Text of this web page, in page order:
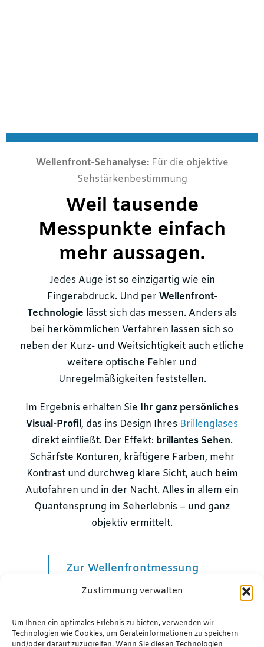
Zustimmung verwalten
Um Ihnen ein optimales Erlebnis zu bieten, verwenden wir
Technologien wie Cookies, um Geräteinformationen zu speichern
und/oder darauf zuzugreifen. Wenn Sie diesen Technologien
Wellenfront-Sehanalyse:Für die objektive
Sehstärkenbestimmung
Weil tausende
Messpunkte einfach
mehr aussagen.
Jedes Auge ist so einzigartig wie ein
Fingerabdruck. Und per Wellenfront-
Technologie lässt sich das messen. Anders als
bei herkömmlichen Verfahren lassen sich so
neben der Kurz- und Weitsichtigkeit auch etliche
weitere optische Fehler und
Unregelmäßigkeiten feststellen.
Im Ergebnis erhalten Sie Ihr ganz persönliches
Visual-Profil, das ins Design Ihres Brillenglases
direkt einfließt. Der Effekt: brillantes Sehen.
Schärfste Konturen, kräftigere Farben, mehr
Kontrast und durchweg klare Sicht, auch beim
Autofahren und in der Nacht. Alles in allem ein
Quantensprung im Seherlebnis – und ganz
objektiv ermittelt.
Zur Wellenfrontmessung